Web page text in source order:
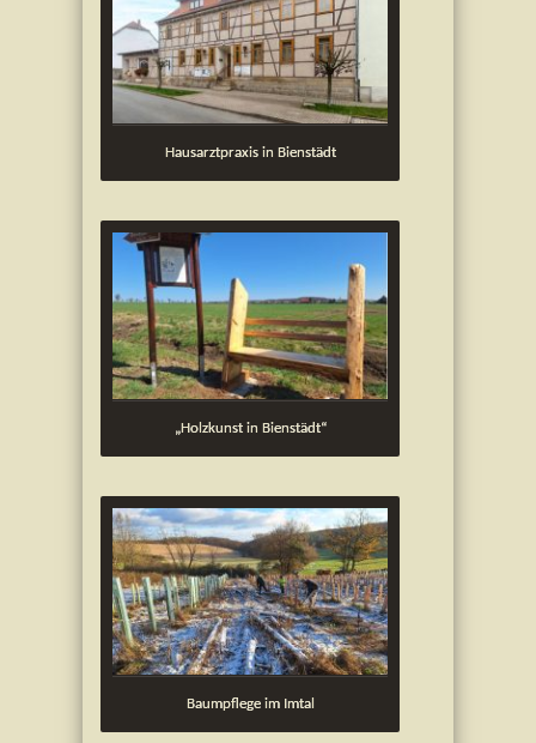
Hausarztpraxis in Bienstädt
„Holzkunst in Bienstädt“
Baumpflege im Imtal